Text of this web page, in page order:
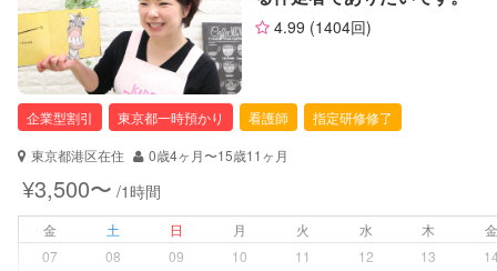
お子様の撮影
（定期特典）
対応不可
資格
企業型割引対象(旧内閣府補助対象)
自治体届出済ベビーシッター
看護師
助産師
お泊まり保育
外国語対応
4.99 (1404回)
企業型割引 東京都一時預かり 看護師
指定研修修了
東京都港区在住
0歳4ヶ月〜15歳11ヶ月
¥3,500〜 /1時間
金 土 日 月 火 水 木
07
08 09 10 11 12 13